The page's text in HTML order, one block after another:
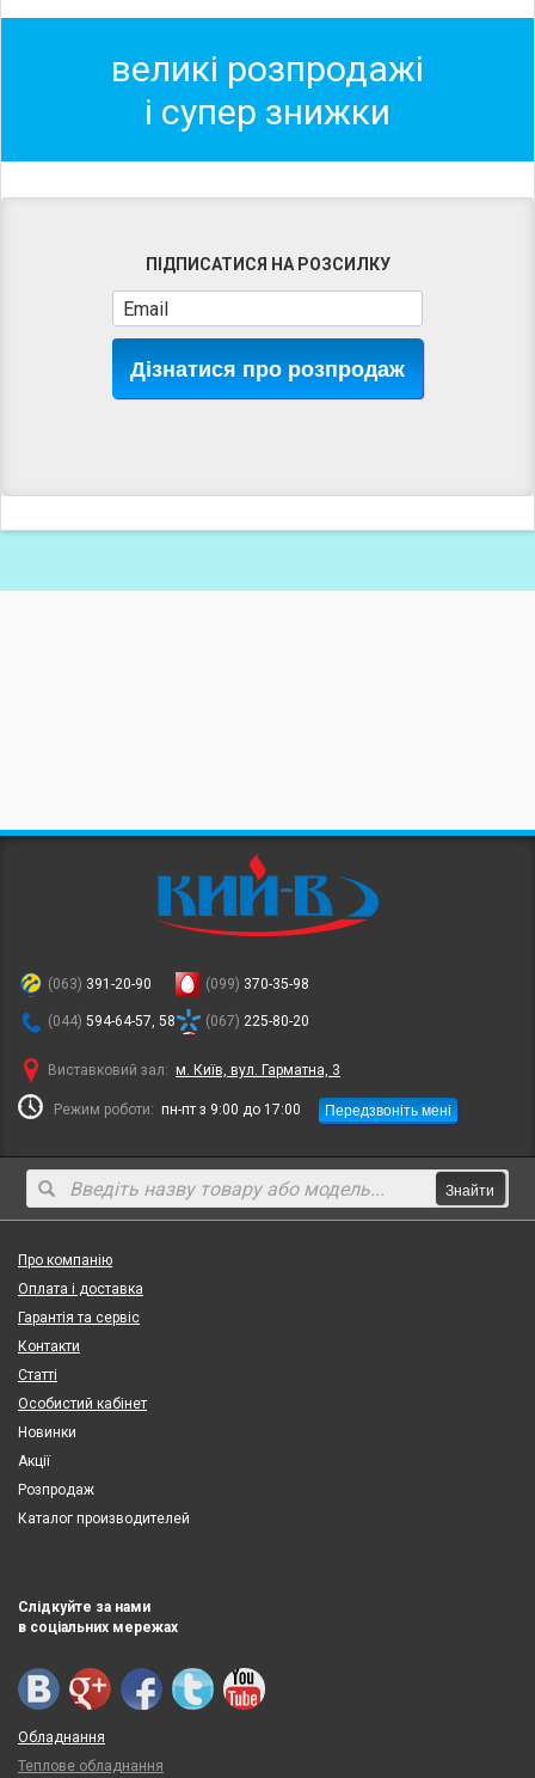
великі розпродажі
і супер знижки
ПІДПИСАТИСЯ НА РОЗСИЛКУ
Дізнатися про розпродаж
(063) 391-20-90
(044) 594-64-57, 58
(099) 370-35-98
(067) 225-80-20
Виставковий зал: м. Київ, вул. Гарматна, 3
Режим роботи: пн-пт з 9:00 до 17:00 Передзвоніть мені
Знайти
Про компанію
Оплата і доставка
Гарантія та сервіс
Контакти
Статті
Особистий кабінет
Новинки
Акції
Розпродаж
Каталог производителей
Слідкуйте за нами
в соціальних мережах
Обладнання
Теплове обладнання